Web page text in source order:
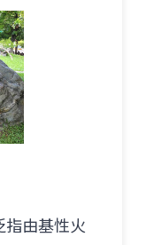
指由基性火